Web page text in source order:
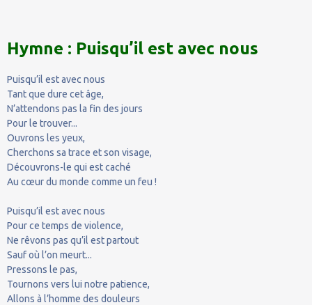
Hymne : Puisqu’il est avec nous
Puisqu’il est avec nous
Tant que dure cet âge,
N’attendons pas la fin des jours
Pour le trouver...
Ouvrons les yeux,
Cherchons sa trace et son visage,
Découvrons-le qui est caché
Au cœur du monde comme un feu !
Puisqu’il est avec nous
Pour ce temps de violence,
Ne rêvons pas qu’il est partout
Sauf où l’on meurt...
Pressons le pas,
Tournons vers lui notre patience,
Allons à l’homme des douleurs